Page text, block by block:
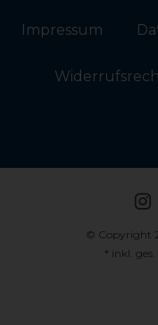
Impressum
© Copyright
* inkl.